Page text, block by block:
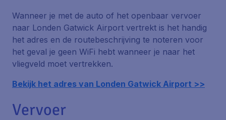
Wanneer je met de auto of het openbaar vervoer
naar Londen Gatwick Airport vertrekt is het handig
het adres en de routebeschrijving te noteren voor
het geval je geen WiFi hebt wanneer je naar het
vliegveld moet vertrekken.
Bekijk het adres van Londen Gatwick Airport >>
Vervoer